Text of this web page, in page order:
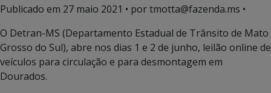
Publicado em 27 maio 2021 • por tmotta@fazenda.ms •
O Detran-MS (Departamento Estadual de Trânsito de Mato
Grosso do Sul), abre nos dias 1 e 2 de junho, leilão online de
veículos para circulação e para desmontagem em
Dourados.